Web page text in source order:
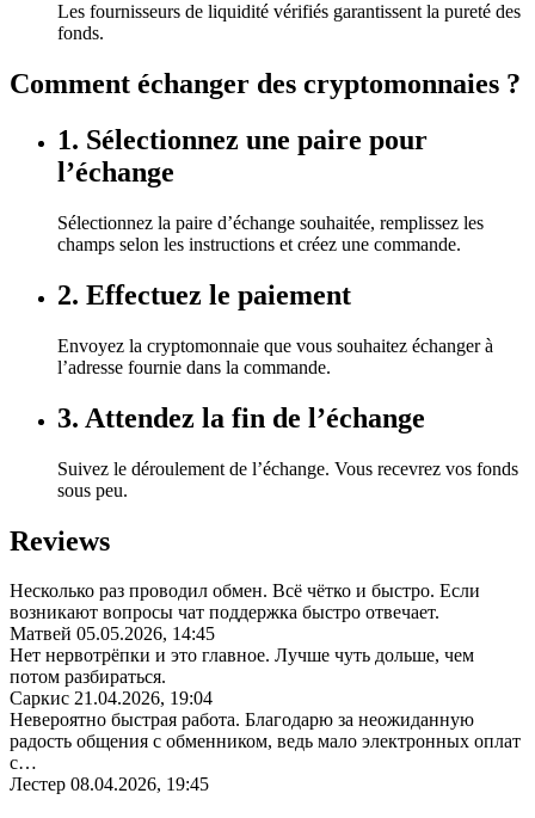
Les fournisseurs de liquidité vérifiés garantissent la pureté des
fonds.
Comment échanger des cryptomonnaies ?
1. Sélectionnez une paire pour
l’échange
Sélectionnez la paire d’échange souhaitée, remplissez les
champs selon les instructions et créez une commande.
2. Effectuez le paiement
Envoyez la cryptomonnaie que vous souhaitez échanger à
l’adresse fournie dans la commande.
3. Attendez la fin de l’échange
Suivez le déroulement de l’échange. Vous recevrez vos fonds
sous peu.
Reviews
Несколько раз проводил обмен. Всё чётко и быстро. Если
возникают вопросы чат поддержка быстро отвечает.
Матвей 05.05.2026, 14:45
Нет нервотрёпки и это главное. Лучше чуть дольше, чем
потом разбираться.
Саркис 21.04.2026, 19:04
Невероятно быстрая работа. Благодарю за неожиданную
радость общения с обменником, ведь мало электронных оплат
с…
Лестер 08.04.2026, 19:45